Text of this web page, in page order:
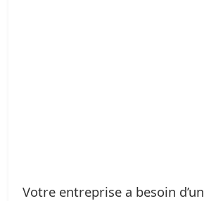
Votre entreprise a besoin d’un